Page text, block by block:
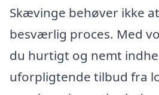
Skævinge behøver ikke
besværlig proces. Med
du hurtigt og nemt
uforpligtende tilbud fra